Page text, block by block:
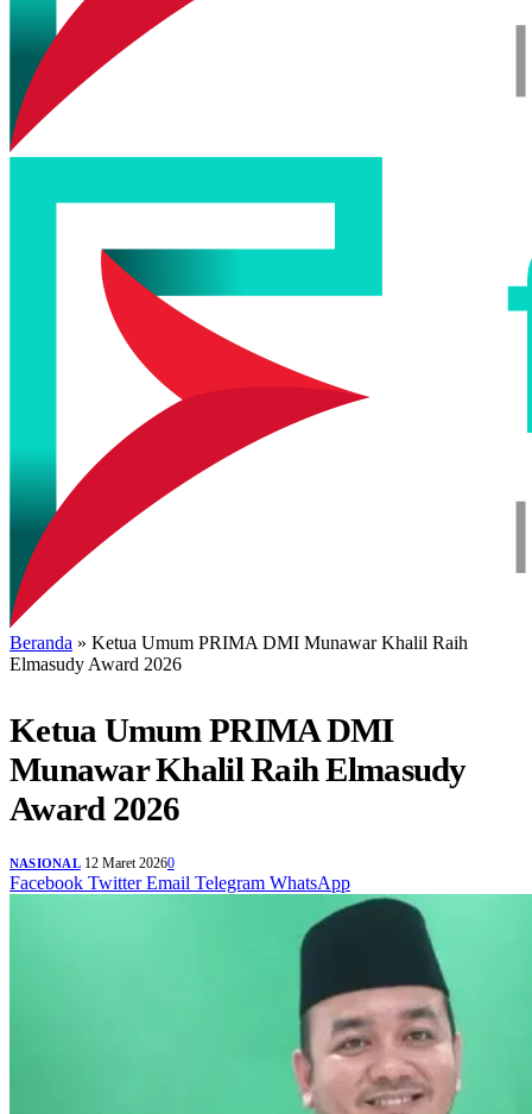
Beranda » Ketua Umum PRIMA DMI Munawar Khalil Raih
Elmasudy Award 2026
Ketua Umum PRIMA DMI
Munawar Khalil Raih Elmasudy
Award 2026
NASIONAL 12 Maret 20260
Facebook Twitter Email Telegram WhatsApp